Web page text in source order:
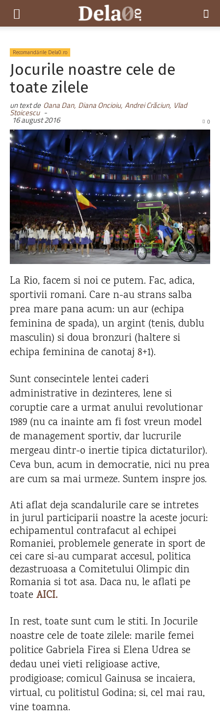
Dela0
Recomandările Dela0.ro
Jocurile noastre cele de
toate zilele
un text de Oana Dan, Diana Oncioiu, Andrei Crăciun, Vlad
Stoicescu -
16 august 2016 0
La Rio, facem si noi ce putem. Fac, adica,
sportivii romani. Care n-au strans salba
prea mare pana acum: un aur (echipa
feminina de spada), un argint (tenis, dublu
masculin) si doua bronzuri (haltere si
echipa feminina de canotaj 8+1).
Sunt consecintele lentei caderi
administrative in dezinteres, lene si
coruptie care a urmat anului revolutionar
1989 (nu ca inainte am fi fost vreun model
de management sportiv, dar lucrurile
mergeau dintr-o inertie tipica dictaturilor).
Ceva bun, acum in democratie, nici nu prea
are cum sa mai urmeze. Suntem inspre jos.
Ati aflat deja scandalurile care se intretes
in jurul participarii noastre la aceste jocuri:
echipamentul contrafacut al echipei
Romaniei, problemele generate in sport de
cei care si-au cumparat accesul, politica
dezastruoasa a Comitetului Olimpic din
Romania si tot asa. Daca nu, le aflati pe
toate AICI.
In rest, toate sunt cum le stiti. In Jocurile
noastre cele de toate zilele: marile femei
politice Gabriela Firea si Elena Udrea se
dedau unei vieti religioase active,
prodigioase; comicul Gainusa se incaiera,
virtual, cu politistul Godina; si, cel mai rau,
vine toamna.